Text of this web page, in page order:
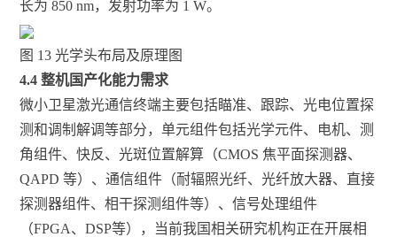
长为 850 nm，发射功率为 1 W。
图 13 光学头布局及原理图
4.4 整机国产化能力需求
微小卫星激光通信终端主要包括瞄准、跟踪、光电位置探
测和调制解调等部分，单元组件包括光学元件、电机、测
角组件、快反、光斑位置解算（CMOS 焦平面探测器、
QAPD 等）、通信组件（耐辐照光纤、光纤放大器、直接
探测器组件、相干探测组件等）、信号处理组件
（FPGA、DSP等），当前我国相关研究机构正在开展相